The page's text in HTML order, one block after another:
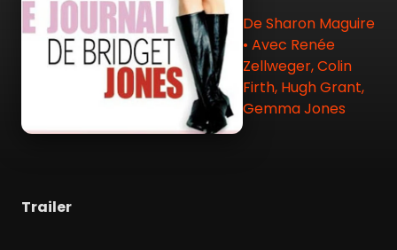
De Sharon Maguire
• Avec Renée
Zellweger, Colin
Firth, Hugh Grant,
Gemma Jones
Trailer